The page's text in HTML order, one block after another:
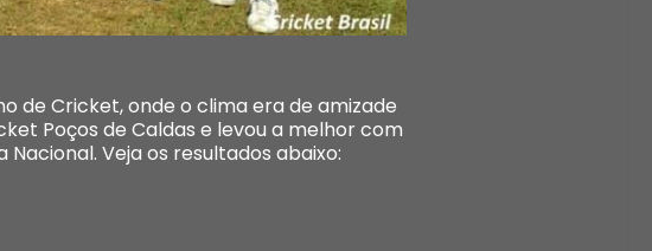
de Cricket, onde o clima era de amizade
Poços de Caldas e levou a melhor com
Veja os resultados abaixo: